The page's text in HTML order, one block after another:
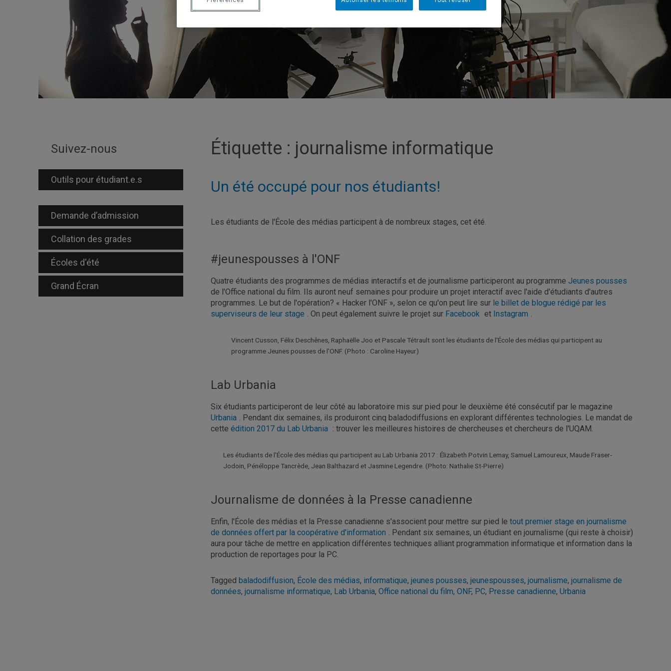
Suivez-nous
Outils pour étudiant.e.s
Demande d’admission
Collation des grades
Écoles d'été
Grand Écran
Étiquette : journalisme informatique
Un été occupé pour nos étudiants!
Les étudiants de l'École des médias participent à de nombreux stages, cet été.
#jeunespousses à l'ONF
Quatre étudiants des programmes de médias interactifs et de journalisme participeront au programme Jeunes pousses
de l'Office national du film. Ils auront neuf semaines pour produire un projet interactif avec l'aide d'étudiants d'autres
programmes. Le but de l'opération? « Hacker l'ONF », selon ce qu'on peut lire sur le billet de blogue rédigé par les
superviseurs de leur stage . On peut également suivre le projet sur Facebook et Instagram .
Vincent Cusson, Félix Deschênes, Raphaëlle Joo et Pascale Tétrault sont les étudiants de l'École des médias qui participent au
programme Jeunes pousses de l'ONF. (Photo : Caroline Hayeur)
Lab Urbania
Six étudiants participeront de leur côté au laboratoire mis sur pied pour le deuxième été consécutif par le magazine
Urbania . Pendant dix semaines, ils produiront cinq baladodiffusions en explorant différentes technologies. Le mandat de
cette édition 2017 du Lab Urbania : trouver les meilleures histoires de chercheuses et chercheurs de l'UQAM.
Les étudiants de l'École des médias qui participent au Lab Urbania 2017 : Élizabeth Potvin Lemay, Samuel Lamoureux, Maude Fraser-
Jodoin, Pénéloppe Tancrède, Jean Balthazard et Jasmine Legendre. (Photo: Nathalie St-Pierre)
Journalisme de données à la Presse canadienne
Enfin, l'École des médias et la Presse canadienne s'associent pour mettre sur pied le tout premier stage en journalisme
de données offert par la coopérative d'information . Pendant six semaines, un étudiant en journalisme (qui reste à choisir)
aura pour tâche de mettre en application différentes techniques alliant programmation informatique et information dans la
production de reportages pour la PC.
Tagged baladodiffusion, École des médias, informatique, jeunes pousses, jeunespousses, journalisme, journalisme de
données, journalisme informatique, Lab Urbania, Office national du film, ONF, PC, Presse canadienne, Urbania